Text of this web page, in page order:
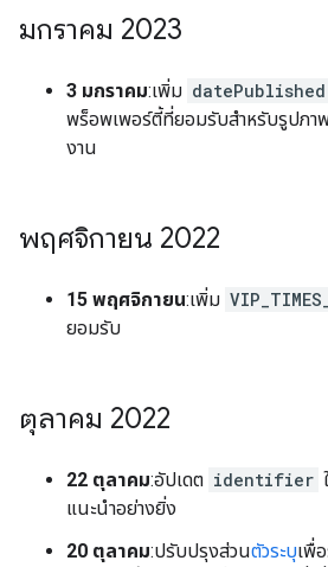
มกราคม 2023
3 มกราคม:เพิ่ม datePublished
พร็อพเพอร์ตี้ที่ยอมรับสำหรับรูปภา
งาน
พฤศจิกายน 2022
15 พฤศจิกายน:เพิ่ม
ยอมรับ
ตุลาคม 2022
22 ตุลาคม:อัปเดต identifier
แนะนำอย่างยิ่ง
20 ตุลาคม:ปรับปรุงส่วนตัวระบุเพื่